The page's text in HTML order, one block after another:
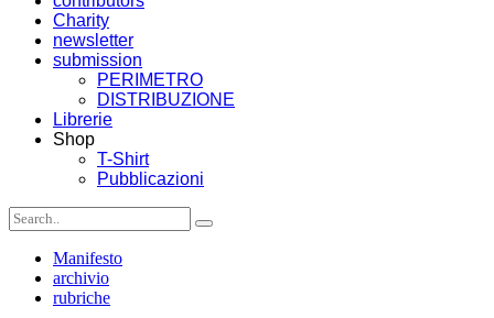
Charity
newsletter
submission
PERIMETRO
DISTRIBUZIONE
Librerie
Shop
T-Shirt
Pubblicazioni
Manifesto
archivio
rubriche